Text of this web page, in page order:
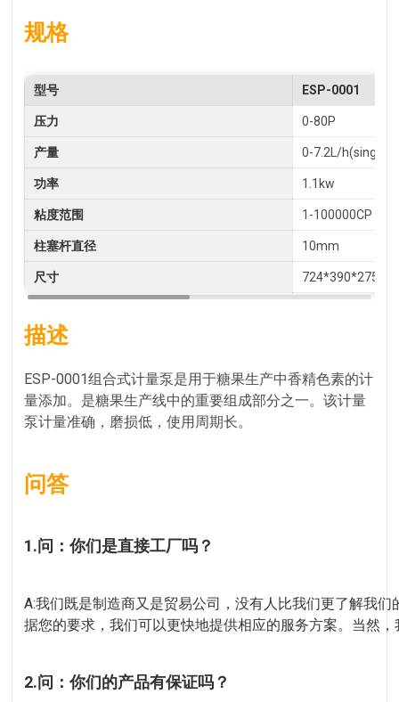
规格
型号 ESP-0001
压力 0-80P
产量 0-7.2L/h(single
功率 1.1kw
粘度范围 1-100000CP
柱塞杆直径 10mm
尺寸
描述
ESP-0001组合式计量泵是用于糖果生产中香精色素的计
量添加。是糖果生产线中的重要组成部分之一。该计量
泵计量准确，磨损低，使用周期长。
问答
1.问：你们是直接工厂吗？
A:我们既是制造商又是贸易公司，没有人比我们更了解我
据您的要求，我们可以更快地提供相应的服务方案。当然
2.问：你们的产品有保证吗？